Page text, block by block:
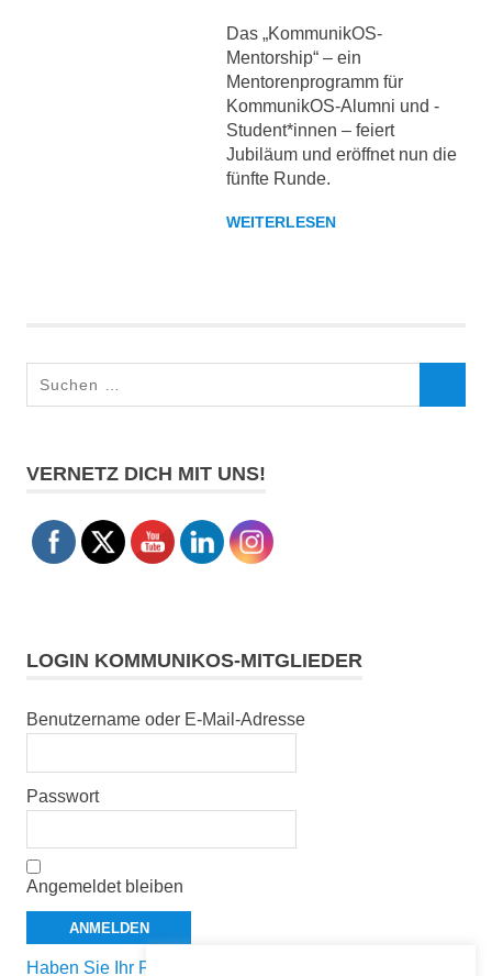
Das „KommunikOS-
Mentorship“ – ein
Mentorenprogramm für
KommunikOS-Alumni und -
Student*innen – feiert
Jubiläum und eröffnet nun die
fünfte Runde.
WEITERLESEN
VERNETZ DICH MIT UNS!
LOGIN KOMMUNIKOS-MITGLIEDER
Benutzername oder E-Mail-Adresse
Passwort
Angemeldet bleiben
Haben Sie Ihr Passwort vergessen?